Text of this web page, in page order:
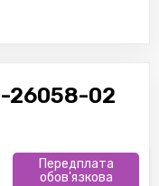
Sandero, Scenic
Toledo
Roomster,
02
Передплата
обов'язкова